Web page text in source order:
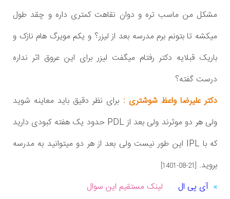
مشکل من ماسب تره و دوان نقاهت کمتری داره و چقد طول
میکشه تا بتونم برم مدرسه بعد از لیزر؟ و یکم مویرگ هام نازک و
باریک قبلایه دکتر رفتام میگفت لیزر برای این عروق اثر نداره
درست گفته؟
دکتر علیرضا واعظ شوشتری : برای نظر دقیق باید معاینه شوید
ولی هر دو موثرند ولی بعد از PDL حدود یک هفته کبودی دارید
که با IPL این طور نیست ولی بعد از هر دو میتوانید به مدرسه
بروید. [1401-08-21]
آی پی ال لینک مستقیم این سوال